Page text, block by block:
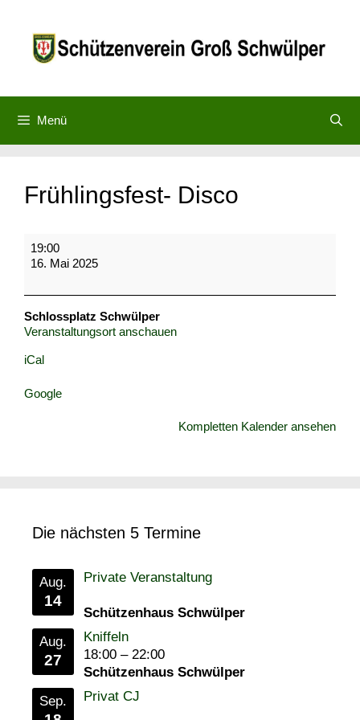
springen
Menü
Frühlingsfest- Disco
Frühlingsfest-
Disco
19:00
16. Mai 2025
Schlossplatz Schwülper
Veranstaltungsort anschauen
iCal
Google
Kompletten Kalender ansehen
Die nächsten 5 Termine
Aug.
14
Private Veranstaltung
Schützenhaus Schwülper
Aug.
27
Kniffeln
18:00 – 22:00
Schützenhaus Schwülper
Sep.
Privat CJ